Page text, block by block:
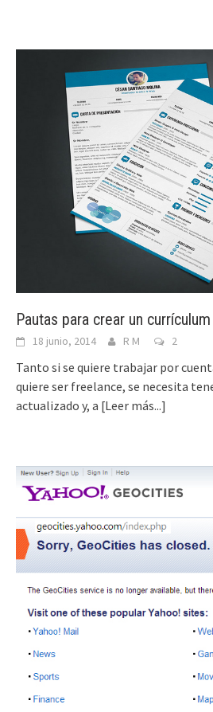
Pautas para crear un
18 junio, 2014 R M 2
Tanto si se quiere trabajar por
quiere ser freelance, se necesita
actualizado y, a [Leer más...]